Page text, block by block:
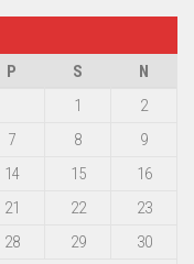
P S N
1
2
7 8
9
14 15
16
21 22
23
28 29
30